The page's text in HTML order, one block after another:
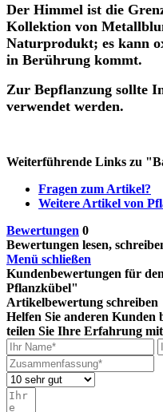
Der Himmel ist die
Kollektion von
Naturprodukt; es kann
in Berührung kommt.
Zur Bepflanzung sollte
verwendet werden.
Weiterführende Links zu
Fragen zum Artikel?
Weitere Artikel von
Bewertungen 0
Bewertungen lesen,
Menü schließen
Kundenbewertungen für
Pflanzkübel"
Artikelbewertung schreiben
Helfen Sie anderen Kunden
teilen Sie Ihre Erfahrung